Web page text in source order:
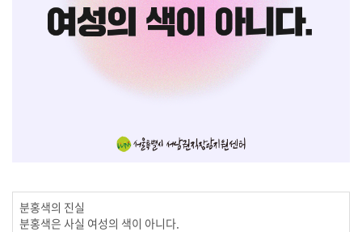
분홍색의 진실
분홍색은 사실 여성의 색이 아니다.